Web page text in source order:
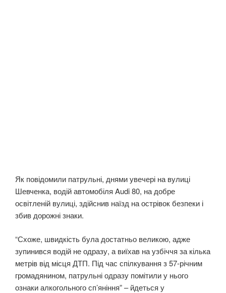
Як повідомили патрульні, днями увечері на вулиці
Шевченка, водій автомобіля Audi 80, на добре
освітленій вулиці, здійснив наїзд на острівок безпеки і
збив дорожні знаки.
“Схоже, швидкість була достатньо великою, адже
зупинився водій не одразу, а виїхав на узбіччя за кілька
метрів від місця ДТП. Під час спілкування з 57-річним
громадянином, патрульні одразу помітили у нього
ознаки алкогольного сп’яніння” – йдеться у